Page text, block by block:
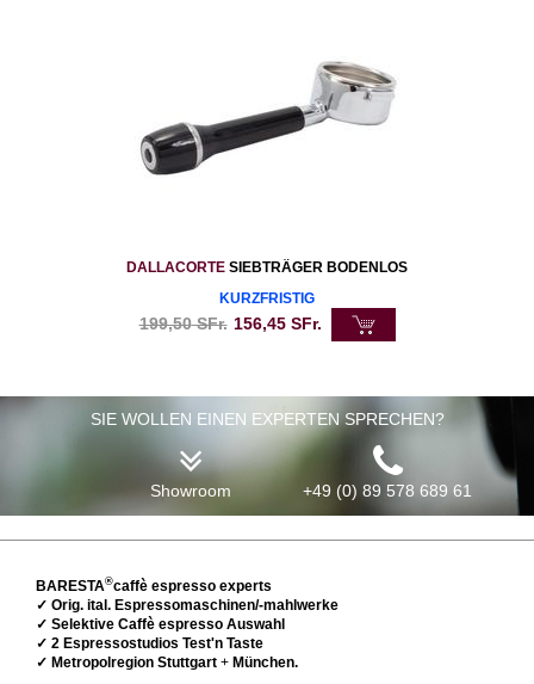
DALLACORTE SIEBTRÄGER BODENLOS
KURZFRISTIG
199,50SFr. 156,45SFr.
SIE WOLLEN EINEN EXPERTEN SPRECHEN?
Showroom +49 (0) 89 578 689 61
BARESTA®caffè espresso experts
✓ Orig. ital. Espressomaschinen/-mahlwerke
✓ Selektive Caffè espresso Auswahl
✓ 2 Espressostudios Test'n Taste
✓ Metropolregion Stuttgart + München.